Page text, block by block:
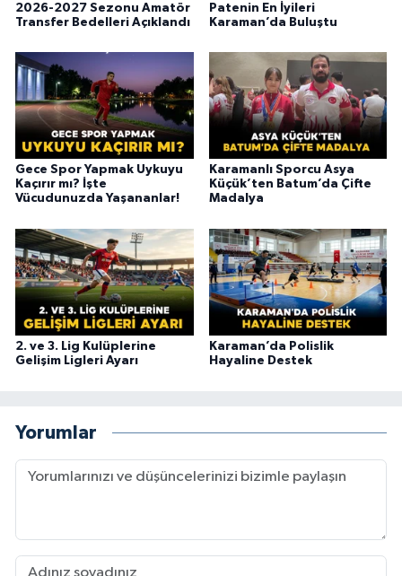
2026-2027 Sezonu Amatör
Transfer Bedelleri Açıklandı
Patenin En İyileri
Karaman’da Buluştu
Gece Spor Yapmak Uykuyu
Kaçırır mı? İşte
Vücudunuzda Yaşananlar!
Karamanlı Sporcu Asya
Küçük’ten Batum’da Çifte
Madalya
2. ve 3. Lig Kulüplerine
Gelişim Ligleri Ayarı
Karaman’da Polislik
Hayaline Destek
Yorumlar